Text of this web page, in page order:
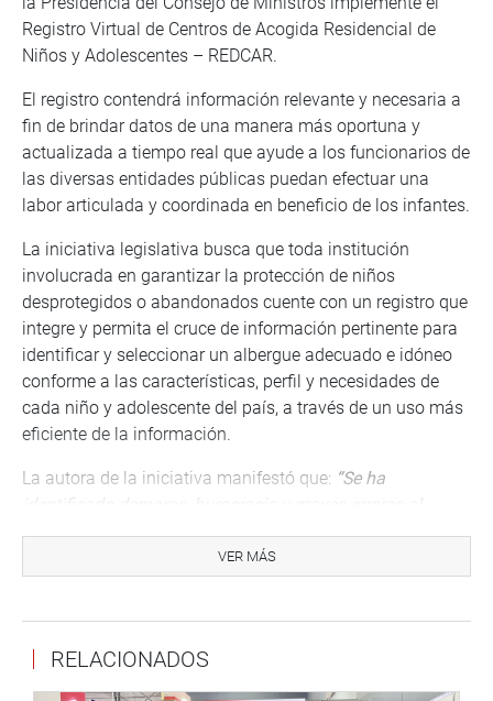
Registro Virtual de Centros de Acogida Residencial de
Niños y Adolescentes – REDCAR.
El registro contendrá información relevante y necesaria a
fin de brindar datos de una manera más oportuna y
actualizada a tiempo real que ayude a los funcionarios de
las diversas entidades públicas puedan efectuar una
labor articulada y coordinada en beneficio de los infantes.
La iniciativa legislativa busca que toda institución
involucrada en garantizar la protección de niños
desprotegidos o abandonados cuente con un registro que
integre y permita el cruce de información pertinente para
identificar y seleccionar un albergue adecuado e idóneo
conforme a las características, perfil y necesidades de
cada niño y adolescente del país, a través de un uso más
eficiente de la información.
La autora de la iniciativa manifestó que: “Se ha
momento de seleccionar un albergue para menores en
situación desprotección, lo cual evidencia la necesidad de
que los funcionarios cuenten con una herramienta que
función de buscar vacantes para niños que requieren ser
ingresados un a albergue”.
VER MÁS
RELACIONADOS